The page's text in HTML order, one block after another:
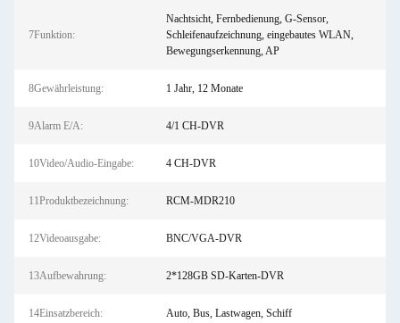
7Funktion:
Nachtsicht, Fernbedienung, G-Sensor,
Schleifenaufzeichnung, eingebautes WLAN,
Bewegungserkennung, AP
8Gewährleistung: 1 Jahr, 12 Monate
9Alarm E/A: 4/1 CH-DVR
10Video/Audio-Eingabe: 4 CH-DVR
11Produktbezeichnung: RCM-MDR210
12Videoausgabe: BNC/VGA-DVR
13Aufbewahrung: 2*128GB SD-Karten-DVR
14Einsatzbereich: Auto, Bus, Lastwagen, Schiff